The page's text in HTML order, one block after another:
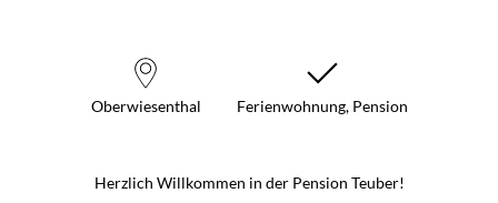
Oberwiesenthal Ferienwohnung, Pension
Herzlich Willkommen in der Pension Teuber!